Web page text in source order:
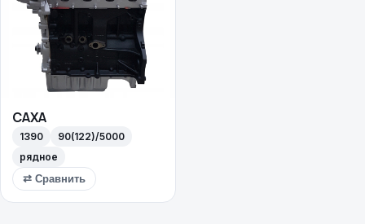
CAXA
1390
90(122)/5000
рядное
⇄ Сравнить